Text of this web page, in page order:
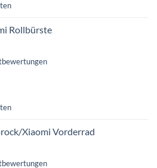
Rollbürste
Xiaomi Vorderrad